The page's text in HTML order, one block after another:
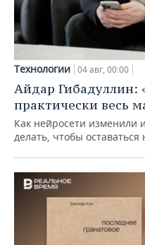
Технологии 04 авг, 00:00
Айдар Гибадуллин:
практически весь
Как нейросети изменили
делать, чтобы